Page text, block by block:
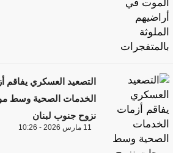
التصعيد العسكري يفاقم
الخدمات الصحية وسط
نزوح جنوب لبنان
11 مارس 2026 - 10:26